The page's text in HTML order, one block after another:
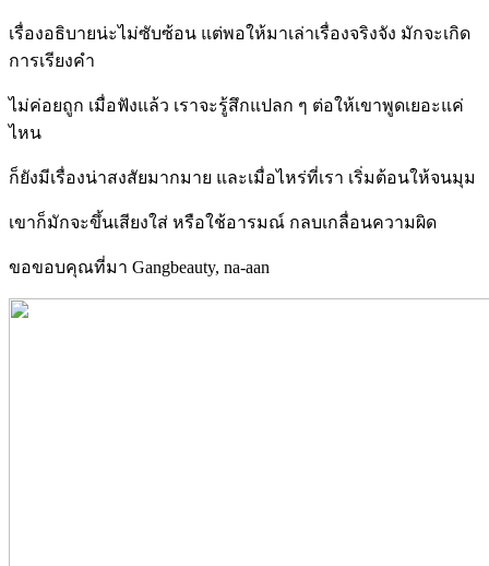
เรื่องอธิบายน่ะไม่ซับซ้อน แต่พอให้มาเล่าเรื่องจริงจัง มักจะเกิด
การเรียงคำ
ไม่ค่อยถูก เมื่อฟังแล้ว เราจะรู้สึกแปลก ๆ ต่อให้เขาพูดเยอะแค่
ไหน
ก็ยังมีเรื่องน่าสงสัยมากมาย และเมื่อไหร่ที่เรา เริ่มต้อนให้จนมุม
เขาก็มักจะขึ้นเสียงใส่ หรือใช้อารมณ์ กลบเกลื่อนความผิด
ขอขอบคุณที่มา Gangbeauty, na-aan